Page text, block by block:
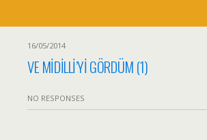
16/05/2014
VE MİDİLLİ’Yİ GÖRDÜM (1)
NO RESPONSES